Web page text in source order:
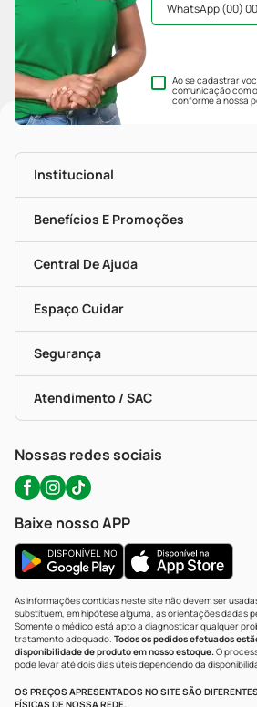
Ao se cadastrar
comunicação com
conforme a nossa
Institucional
História
Nossas Lojas
Mapa De Categorias
Blog Da PP
Seja Uma Loja Parceira
Benefícios E Promoções
Clube PP
Convênios
Programa Popular Do Brasil
Encarte De Ofertas
Dermaclub
Descontos De Laboratório (PBM)
Cupons E Ofertas
Central De Ajuda
Entrega
Recompra Programada
Compras Com Receita
Alomed (tele-Entrega)
Formas De Pagamento
Troca E Devolução
Bulas De A A Z
Políticas De Marketplace
Espaço Cuidar
Vacinas
Serviços Farmacêuticos
Testes Rápidos
Autoteste Covid-19
Segurança
Certificado De Segurança
Portal Da Privacidade
Atendimento / SAC
WhatsApp (47) 9202-1687
Nossas redes sociais
Baixe nosso APP
As informações contidas neste site não devem ser
substituem, em hipótese alguma, as orientações dadas
Somente o médico está apto a diagnosticar qualquer
tratamento adequado. Todos os pedidos efetuados
disponibilidade de produto em nosso estoque.O
pode levar até dois dias úteis dependendo da
OS PREÇOS APRESENTADOS NO SITE SÃO
FÍSICAS DE NOSSA REDE.